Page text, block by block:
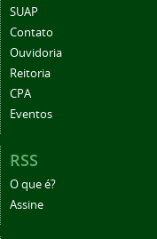
SUAP
Contato
Ouvidoria
Reitoria
CPA
Eventos
RSS
O que é?
Assine